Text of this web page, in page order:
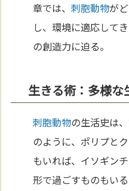
章では、刺胞動物が
し、環境に適応して
の創造力に迫る。
生きる術：多様な
刺胞動物の生活史は
のように、ポリプと
もいれば、イソギン
形で過ごすものもい